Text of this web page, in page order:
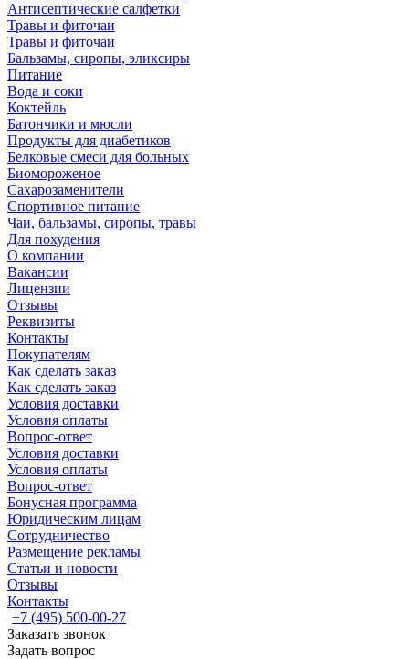
Антисептические салфетки
Травы и фиточаи
Травы и фиточаи
Бальзамы, сиропы, эликсиры
Питание
Вода и соки
Коктейль
Батончики и мюсли
Продукты для диабетиков
Белковые смеси для больных
Биомороженое
Сахарозаменители
Спортивное питание
Чаи, бальзамы, сиропы, травы
Для похудения
О компании
Вакансии
Лицензии
Отзывы
Реквизиты
Контакты
Покупателям
Как сделать заказ
Как сделать заказ
Условия доставки
Условия оплаты
Вопрос-ответ
Условия доставки
Условия оплаты
Вопрос-ответ
Бонусная программа
Юридическим лицам
Сотрудничество
Размещение рекламы
Статьи и новости
Отзывы
Контакты
+7 (495) 500-00-27
Заказать звонок
Задать вопрос